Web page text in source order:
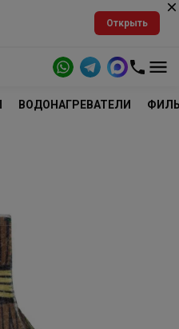
Открыть
ВОДОНАГРЕВАТЕЛИ